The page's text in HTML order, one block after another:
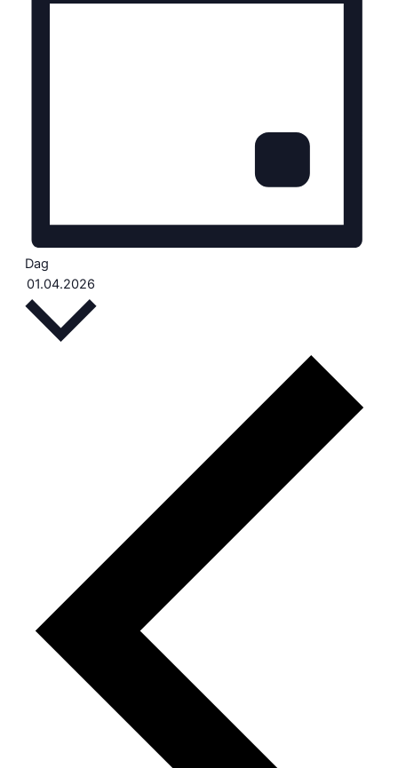
Dag
01.04.2026
dato.